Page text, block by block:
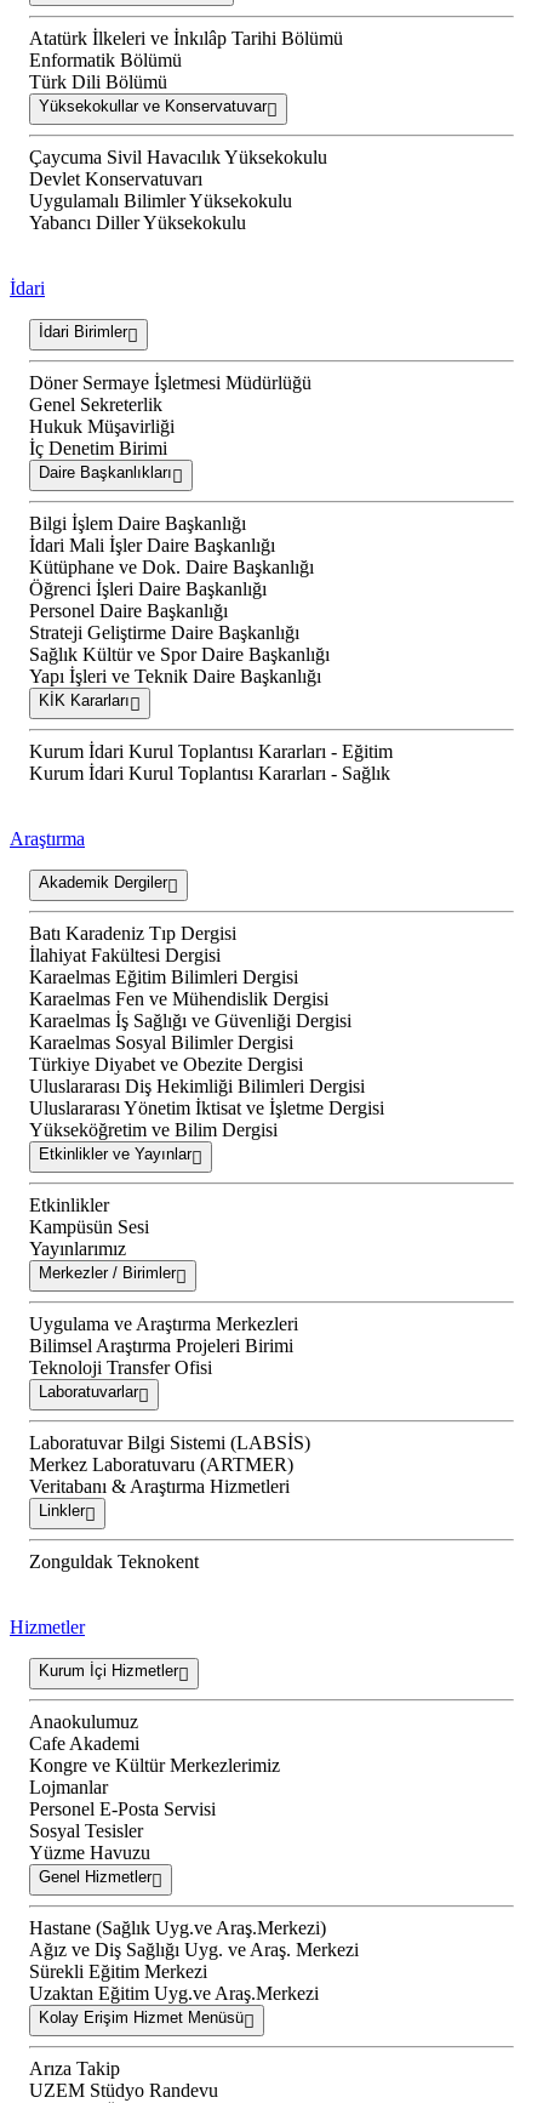
Atatürk İlkeleri ve İnkılâp Tarihi Bölümü
Enformatik Bölümü
Türk Dili Bölümü
Yüksekokullar ve Konservatuvar
Çaycuma Sivil Havacılık Yüksekokulu
Devlet Konservatuvarı
Uygulamalı Bilimler Yüksekokulu
Yabancı Diller Yüksekokulu
İdari
İdari Birimler
Döner Sermaye İşletmesi Müdürlüğü
Genel Sekreterlik
Hukuk Müşavirliği
İç Denetim Birimi
Daire Başkanlıkları
Bilgi İşlem Daire Başkanlığı
İdari Mali İşler Daire Başkanlığı
Kütüphane ve Dok. Daire Başkanlığı
Öğrenci İşleri Daire Başkanlığı
Personel Daire Başkanlığı
Strateji Geliştirme Daire Başkanlığı
Sağlık Kültür ve Spor Daire Başkanlığı
Yapı İşleri ve Teknik Daire Başkanlığı
KİK Kararları
Kurum İdari Kurul Toplantısı Kararları - Eğitim
Kurum İdari Kurul Toplantısı Kararları - Sağlık
Araştırma
Akademik Dergiler
Batı Karadeniz Tıp Dergisi
İlahiyat Fakültesi Dergisi
Karaelmas Eğitim Bilimleri Dergisi
Karaelmas Fen ve Mühendislik Dergisi
Karaelmas İş Sağlığı ve Güvenliği Dergisi
Karaelmas Sosyal Bilimler Dergisi
Türkiye Diyabet ve Obezite Dergisi
Uluslararası Diş Hekimliği Bilimleri Dergisi
Uluslararası Yönetim İktisat ve İşletme Dergisi
Yükseköğretim ve Bilim Dergisi
Etkinlikler ve Yayınlar
Etkinlikler
Kampüsün Sesi
Yayınlarımız
Merkezler / Birimler
Uygulama ve Araştırma Merkezleri
Bilimsel Araştırma Projeleri Birimi
Teknoloji Transfer Ofisi
Laboratuvarlar
Laboratuvar Bilgi Sistemi (LABSİS)
Merkez Laboratuvaru (ARTMER)
Veritabanı & Araştırma Hizmetleri
Linkler
Zonguldak Teknokent
Hizmetler
Kurum İçi Hizmetler
Anaokulumuz
Cafe Akademi
Kongre ve Kültür Merkezlerimiz
Lojmanlar
Personel E-Posta Servisi
Sosyal Tesisler
Yüzme Havuzu
Genel Hizmetler
Hastane (Sağlık Uyg.ve Araş.Merkezi)
Ağız ve Diş Sağlığı Uyg. ve Araş. Merkezi
Sürekli Eğitim Merkezi
Uzaktan Eğitim Uyg.ve Araş.Merkezi
Kolay Erişim Hizmet Menüsü
Arıza Takip
UZEM Stüdyo Randevu